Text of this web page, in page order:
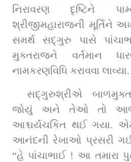
નિરાવરણ દૃષ્ટિને
શ્રીજીમહારાજની મૂર્તિને
સમર્થ સદ્‌ગુરુ પાસે પાંચાભાઈએ પોતાના બાળ
મુક્તરાજને વર્તમાન
નામકરણવિધિ કરાવવા લાવ્યા.
સદ્‌ગુરુશ્રીએ બાળમુક્તની મુખમુદ્રા સામે
જોયું અને તેઓ તો
આશ્ચર્યચકિત થઈ ગયા.
આનંદની રેખાઓ પ્રસરી
“હે પાંચાભાઈ ! આ તમારા